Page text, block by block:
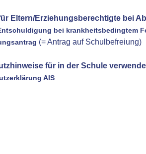
Eltern/Erziehungsberechtigte bei
bei krankheitsbedingtem
(= Antrag auf Schulbefreiung)
für in der Schule
AIS